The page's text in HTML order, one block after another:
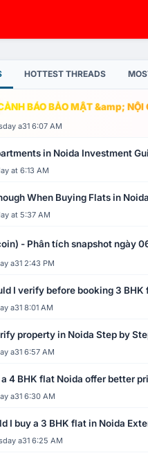
HOTTEST THREADS
BÁO BẢO MẬT &amp; NỘI
a31 6:07 AM
in Noida Investment
at 6:13 AM
When Buying Flats in
at 5:37 AM
- Phân tích snapshot ngày
a31 2:43 PM
I verify before booking 3 BHK
a31 8:01 AM
property in Noida Step by
a31 6:57 AM
4 BHK flat Noida offer better
a31 6:30 AM
I buy a 3 BHK flat in Noida
a31 6:25 AM